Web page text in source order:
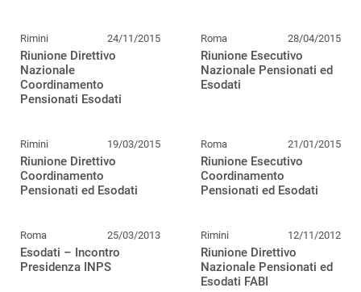
Rimini 24/11/2015
Riunione Direttivo
Nazionale
Coordinamento
Pensionati Esodati
Roma 28/04/2015
Riunione Esecutivo
Nazionale Pensionati ed
Esodati
Rimini 19/03/2015
Riunione Direttivo
Coordinamento
Pensionati ed Esodati
Roma 21/01/2015
Riunione Esecutivo
Coordinamento
Pensionati ed Esodati
Roma 25/03/2013
Esodati – Incontro
Presidenza INPS
Rimini 12/11/2012
Riunione Direttivo
Nazionale Pensionati ed
Esodati FABI